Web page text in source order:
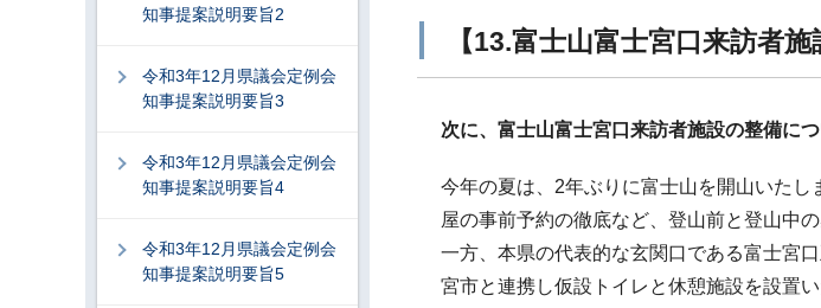
【13.富士山富士宮口来訪者施
次に、富士山富士宮口来訪者施設の整備につ
今年の夏は、2年ぶりに富士山を開山いた
屋の事前予約の徹底など、登山前と登山中
一方、本県の代表的な玄関口である富士宮
宮市と連携し仮設トイレと休憩施設を設置
知事提案説明要旨2
令和3年12月県議会定例会
知事提案説明要旨3
令和3年12月県議会定例会
知事提案説明要旨4
令和3年12月県議会定例会
知事提案説明要旨5